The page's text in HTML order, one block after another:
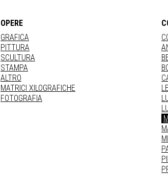
OPERE
GRAFICA
PITTURA
SCULTURA
STAMPA
ALTRO
MATRICI XILOGRAFICHE
FOTOGRAFIA